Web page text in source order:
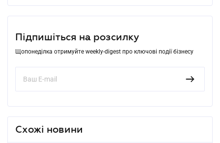
Підпишіться на розсилку
Щопонеділка отримуйте weekly-digest про ключові події бізнесу
Схожі новини